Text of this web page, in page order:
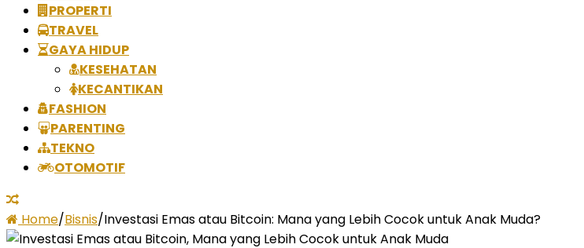
PROPERTI
TRAVEL
GAYA HIDUP
KESEHATAN
KECANTIKAN
FASHION
PARENTING
TEKNO
OTOMOTIF
Home/Bisnis/Investasi Emas atau Bitcoin: Mana yang Lebih Cocok untuk Anak Muda?